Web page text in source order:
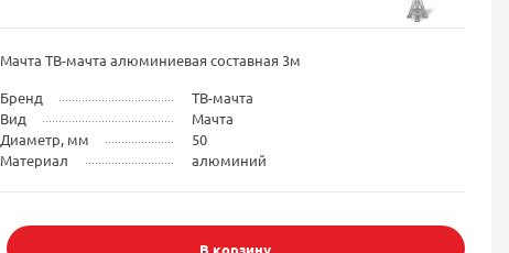
Мачта ТВ-мачта алюминиевая составная 3м
Бренд
ТВ-мачта
Вид
Мачта
Диаметр, мм
50
Материал
алюминий
В корзину